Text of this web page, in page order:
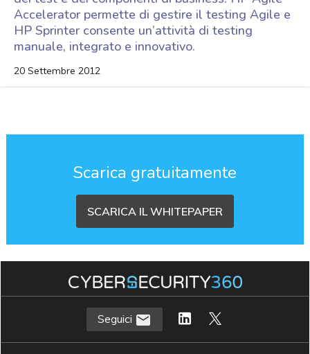
Accelerator permette di gestire il testing Agile e
HP Sprinter consente un’attività di testing
manuale, integrato e innovativo.
20 Settembre 2012
Scarica gratuitamente
SCARICA IL WHITEPAPER
Seguici